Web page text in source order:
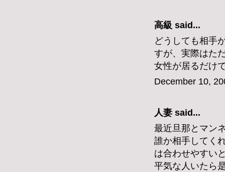
高級 said...
どうしても相手
すが、実際はた
女性が居るだけ
December 10,
人妻 said...
最近旦那とマン
誰か相手してく
は合わせやすい
平気な人いたら